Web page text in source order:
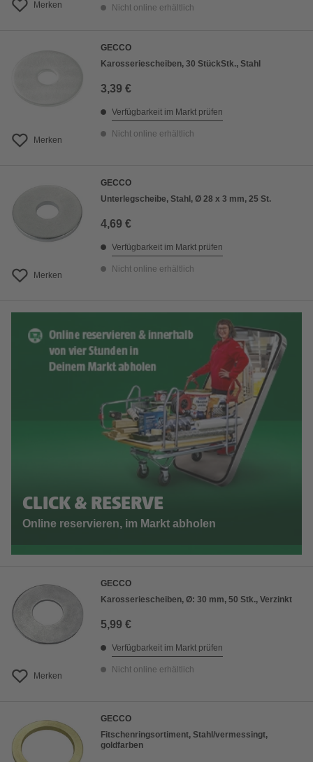
Merken Nicht online erhältlich
Merken
GECCO
Karosseriescheiben, 30 StückStk., Stahl
3,39 €
Verfügbarkeit im Markt prüfen
Nicht online erhältlich
Merken
GECCO
Unterlegscheibe, Stahl, Ø 28 x 3 mm, 25 St.
4,69 €
Verfügbarkeit im Markt prüfen
Nicht online erhältlich
CLICK & RESERVE
Online reservieren, im Markt abholen
Merken
GECCO
Karosseriescheiben, Ø: 30 mm, 50 Stk., Verzinkt
5,99 €
Verfügbarkeit im Markt prüfen
Nicht online erhältlich
GECCO
Fitschenringsortiment, Stahl/vermessingt,
goldfarben